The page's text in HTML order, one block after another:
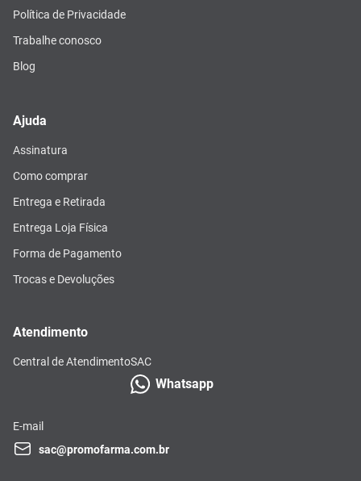
Política de Privacidade
Trabalhe conosco
Blog
Ajuda
Assinatura
Como comprar
Entrega e Retirada
Entrega Loja Física
Forma de Pagamento
Trocas e Devoluções
Atendimento
Central de AtendimentoSAC
Whatsapp
E-mail
sac@promofarma.com.br